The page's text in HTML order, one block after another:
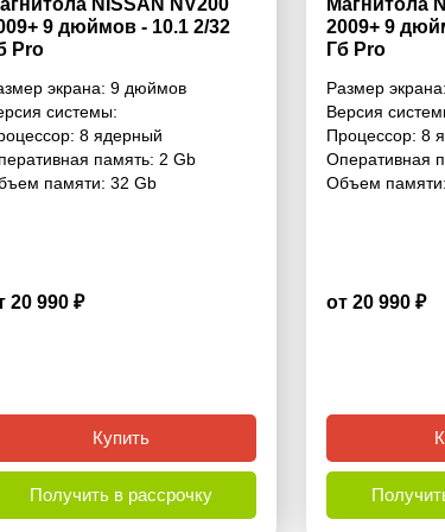
NISSAN NV200
9 дюймов - 10.1 2/32
Pro
экрана: 9 дюймов
системы:
8 ядерный
память: 2 Gb
памяти: 32 Gb
20 990 ₽
Купить
Получить в рассрочку
Магнитола
2009+ 9
Гб Pro
Размер экрана:
Версия
Процессор: 8
Оперативная
Объем памяти:
от 20 990 ₽